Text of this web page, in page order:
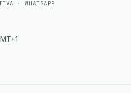
· WHATSAPP